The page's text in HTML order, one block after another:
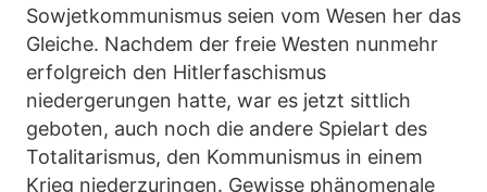
Sowjetkommunismus seien vom Wesen her das
Gleiche. Nachdem der freie Westen nunmehr
erfolgreich den Hitlerfaschismus
niedergerungen hatte, war es jetzt sittlich
geboten, auch noch die andere Spielart des
Totalitarismus, den Kommunismus in einem
Krieg niederzuringen. Gewisse phänomenale